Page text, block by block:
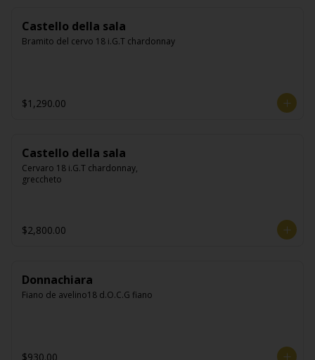
Castello della sala
Bramito del cervo 18 i.G.T chardonnay
$1,290.00
Castello della sala
Cervaro 18 i.G.T chardonnay,
greccheto
$2,800.00
Donnachiara
Fiano de avelino18 d.O.C.G fiano
$930.00